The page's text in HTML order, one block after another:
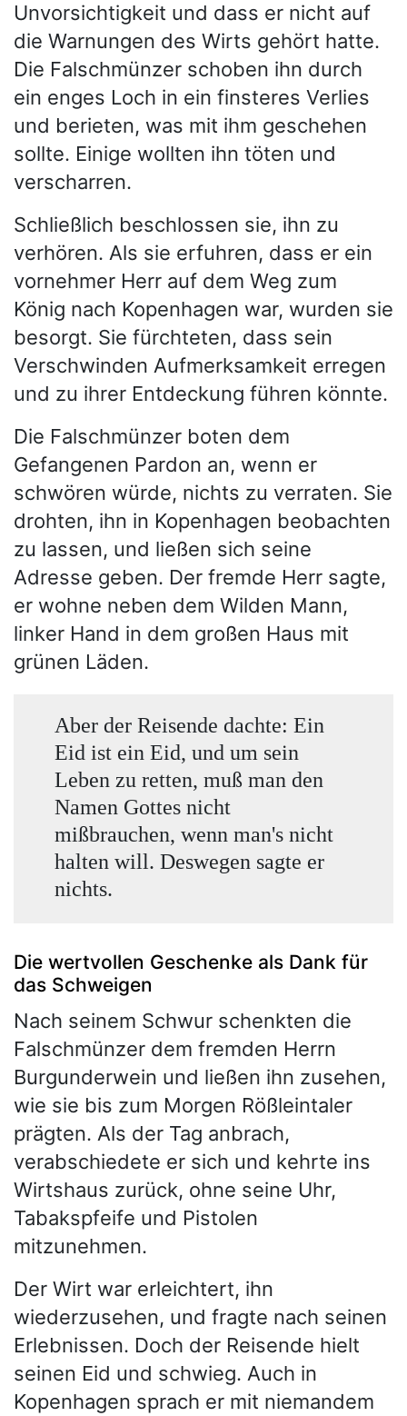
Unvorsichtigkeit und dass er nicht auf
die Warnungen des Wirts gehört hatte.
Die Falschmünzer schoben ihn durch
ein enges Loch in ein finsteres Verlies
und berieten, was mit ihm geschehen
sollte. Einige wollten ihn töten und
verscharren.
Schließlich beschlossen sie, ihn zu
verhören. Als sie erfuhren, dass er ein
vornehmer Herr auf dem Weg zum
König nach Kopenhagen war, wurden sie
besorgt. Sie fürchteten, dass sein
Verschwinden Aufmerksamkeit erregen
und zu ihrer Entdeckung führen könnte.
Die Falschmünzer boten dem
Gefangenen Pardon an, wenn er
schwören würde, nichts zu verraten. Sie
drohten, ihn in Kopenhagen beobachten
zu lassen, und ließen sich seine
Adresse geben. Der fremde Herr sagte,
er wohne neben dem Wilden Mann,
linker Hand in dem großen Haus mit
grünen Läden.
Aber der Reisende dachte: Ein
Eid ist ein Eid, und um sein
Leben zu retten, muß man den
Namen Gottes nicht
mißbrauchen, wenn man's nicht
halten will. Deswegen sagte er
nichts.
Die wertvollen Geschenke als Dank für
das Schweigen
Nach seinem Schwur schenkten die
Falschmünzer dem fremden Herrn
Burgunderwein und ließen ihn zusehen,
wie sie bis zum Morgen Rößleintaler
prägten. Als der Tag anbrach,
verabschiedete er sich und kehrte ins
Wirtshaus zurück, ohne seine Uhr,
Tabakspfeife und Pistolen
mitzunehmen.
Der Wirt war erleichtert, ihn
wiederzusehen, und fragte nach seinen
Erlebnissen. Doch der Reisende hielt
seinen Eid und schwieg. Auch in
Kopenhagen sprach er mit niemandem